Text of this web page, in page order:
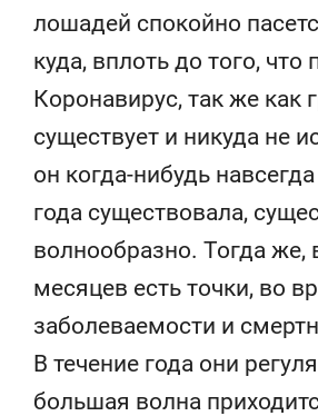
лошадей спокойно
куда, вплоть до того, что
Коронавирус, так же как
существует и никуда не
он когда-нибудь
года существовала,
волнообразно. Тогда же,
месяцев есть точки, во
заболеваемости и
В течение года они
большая волна